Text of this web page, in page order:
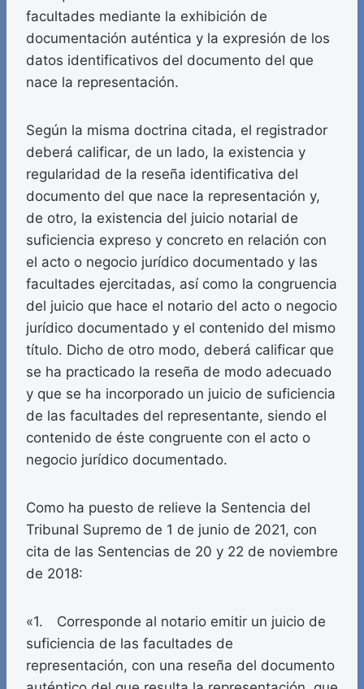
facultades mediante la exhibición de
documentación auténtica y la expresión de los
datos identificativos del documento del que
nace la representación.
Según la misma doctrina citada, el registrador
deberá calificar, de un lado, la existencia y
regularidad de la reseña identificativa del
documento del que nace la representación y,
de otro, la existencia del juicio notarial de
suficiencia expreso y concreto en relación con
el acto o negocio jurídico documentado y las
facultades ejercitadas, así como la congruencia
del juicio que hace el notario del acto o negocio
jurídico documentado y el contenido del mismo
título. Dicho de otro modo, deberá calificar que
se ha practicado la reseña de modo adecuado
y que se ha incorporado un juicio de suficiencia
de las facultades del representante, siendo el
contenido de éste congruente con el acto o
negocio jurídico documentado.
Como ha puesto de relieve la Sentencia del
Tribunal Supremo de 1 de junio de 2021, con
cita de las Sentencias de 20 y 22 de noviembre
de 2018:
«1. Corresponde al notario emitir un juicio de
suficiencia de las facultades de
representación, con una reseña del documento